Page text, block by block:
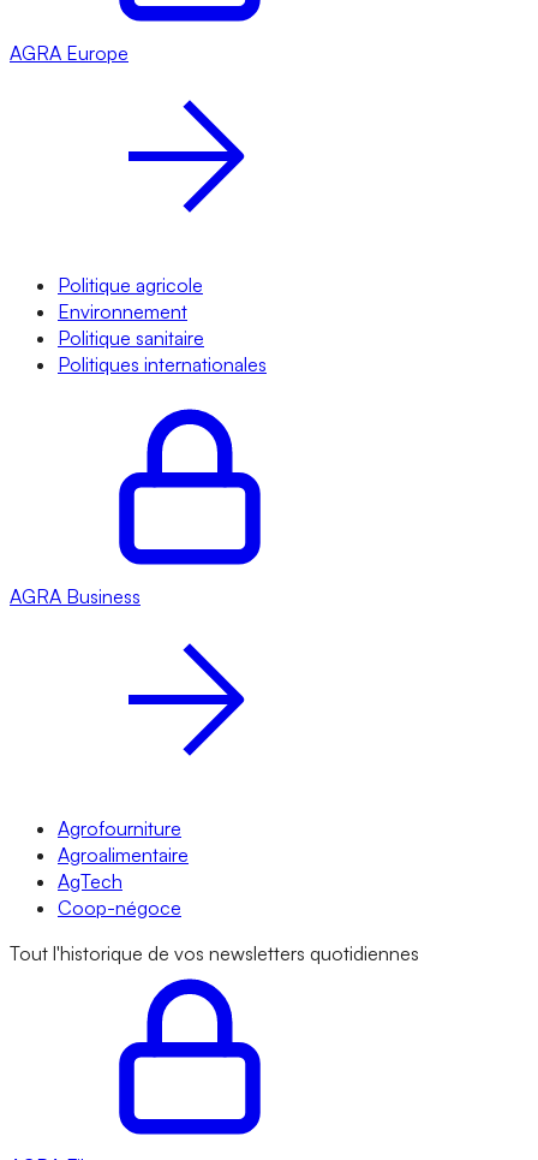
AGRA Europe
Politique agricole
Environnement
Politique sanitaire
Politiques internationales
AGRA Business
Agrofourniture
Agroalimentaire
AgTech
Coop-négoce
Tout l'historique de vos newsletters quotidiennes